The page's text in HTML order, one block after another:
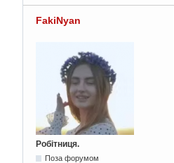
FakiNyan
Робітниця.
Поза форумом